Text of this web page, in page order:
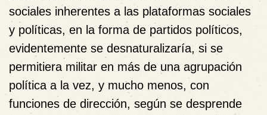
sociales inherentes a las plataformas sociales
y políticas, en la forma de partidos políticos,
evidentemente se desnaturalizaría, si se
permitiera militar en más de una agrupación
política a la vez, y mucho menos, con
funciones de dirección, según se desprende